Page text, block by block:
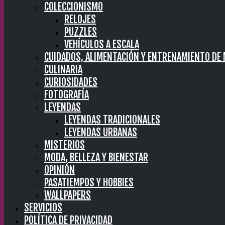
COLECCIONISMO
RELOJES
PUZZLES
VEHÍCULOS A ESCALA
CUIDADOS, ALIMENTACIÓN Y ENTRENAMIENTO DE
CULINARIA
CURIOSIDADES
FOTOGRAFÍA
LEYENDAS
LEYENDAS TRADICIONALES
LEYENDAS URBANAS
MISTERIOS
MODA, BELLEZA Y BIENESTAR
OPINIÓN
PASATIEMPOS Y HOBBIES
WALLPAPERS
SERVICIOS
POLÍTICA DE PRIVACIDAD